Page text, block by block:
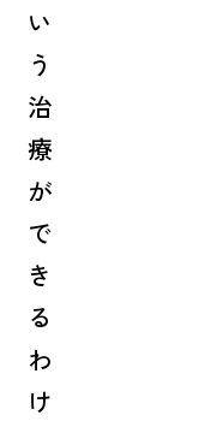
い
う
治
療
が
で
き
る
わ
け